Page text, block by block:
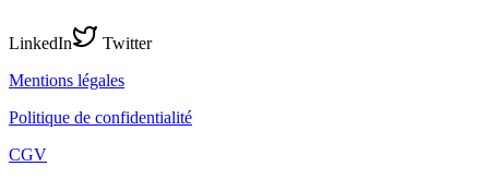
LinkedIn
Twitter
Mentions légales
Politique de confidentialité
CGV